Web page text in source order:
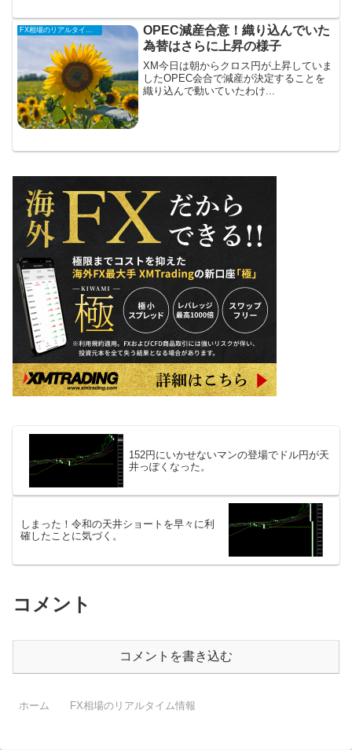
FX相場のリアルタイム情報
OPEC減産合意！織り込んでいた
為替はさらに上昇の様子
XM今日は朝からクロス円が上昇していま
したOPEC会合で減産が決定することを
織り込んで動いていたわけ...
152円にいかせないマンの登場でドル円が天
井っぽくなった。
しまった！令和の天井ショートを早々に利
確したことに気づく。
コメント
コメントを書き込む
ホーム FX相場のリアルタイム情報